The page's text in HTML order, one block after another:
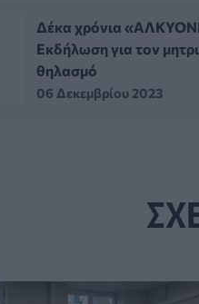
Δέκα χρόνια
Εκδήλωση για τον
θηλασμό
06 Δεκεμβρίου 2023